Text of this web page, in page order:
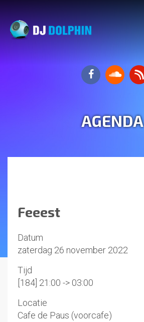
AGENDA
Feeest
Datum
zaterdag 26 november 2022
Tijd
[184] 21:00 -> 03:00
Locatie
Cafe de Paus (voorcafe)